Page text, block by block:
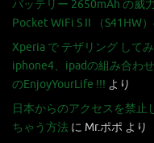
バッテリー 2650mAh の威
Pocket WiFi S II （S41HW
Xperia で テザリング して
iphone4、ipadの組み合わせ
のEnjoyYourLife !!! より
日本からのアクセスを禁止
ちゃう方法 に Mr.ポポ より